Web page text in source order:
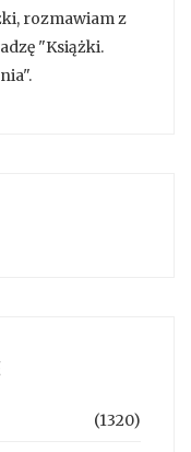
rozmawiam z
"Książki.
(1320)